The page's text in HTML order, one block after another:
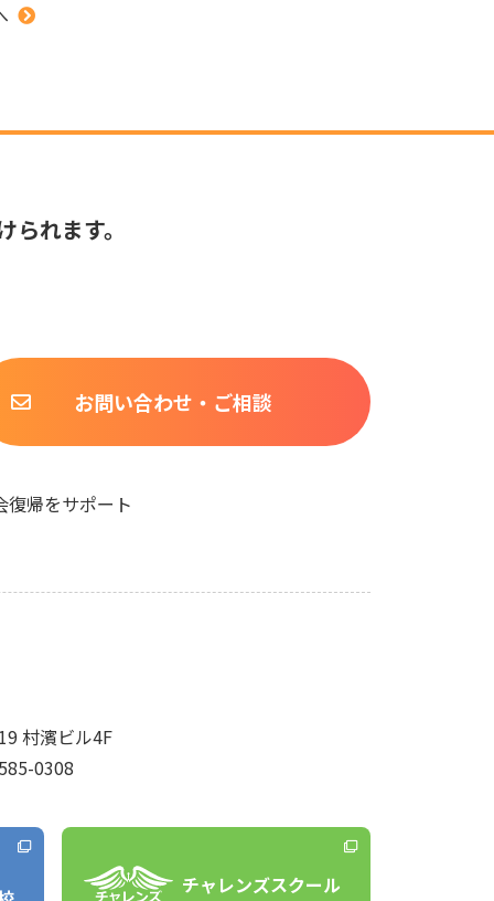
れます。
お問い合わせ・ご相談
帰をサポート
村濱ビル4F
0308
チャレンズスクール